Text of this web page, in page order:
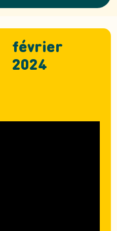
février
2024